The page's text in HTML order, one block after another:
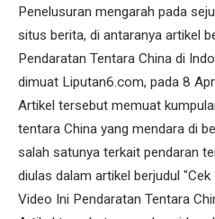
Penelusuran mengarah pada
situs berita, di antaranya artikel
Pendaratan Tentara China di
dimuat Liputan6.com, pada 8
Artikel tersebut memuat
tentara China yang mendara di
salah satunya terkait pendaran
diulas dalam artikel berjudul
Video Ini Pendaratan Tentara